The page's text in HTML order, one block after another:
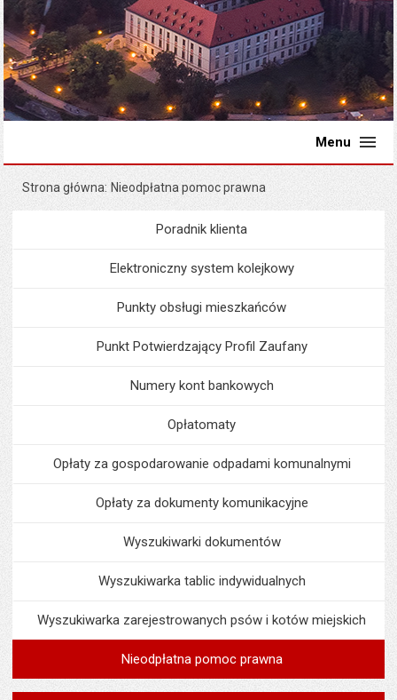
Menu
Strona główna Nieodpłatna pomoc prawna
MenuPoradnik Klienta
Poradnik klienta
Elektroniczny system kolejkowy
Punkty obsługi mieszkańców
Punkt Potwierdzający Profil Zaufany
Numery kont bankowych
Opłatomaty
Opłaty za gospodarowanie odpadami komunalnymi
Opłaty za dokumenty komunikacyjne
Wyszukiwarki dokumentów
Wyszukiwarka tablic indywidualnych
Wyszukiwarka zarejestrowanych psów i kotów miejskich
Nieodpłatna pomoc prawna